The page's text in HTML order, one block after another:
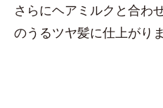
さらにヘアミルクと合わ
のうるツヤ髪に仕上がり